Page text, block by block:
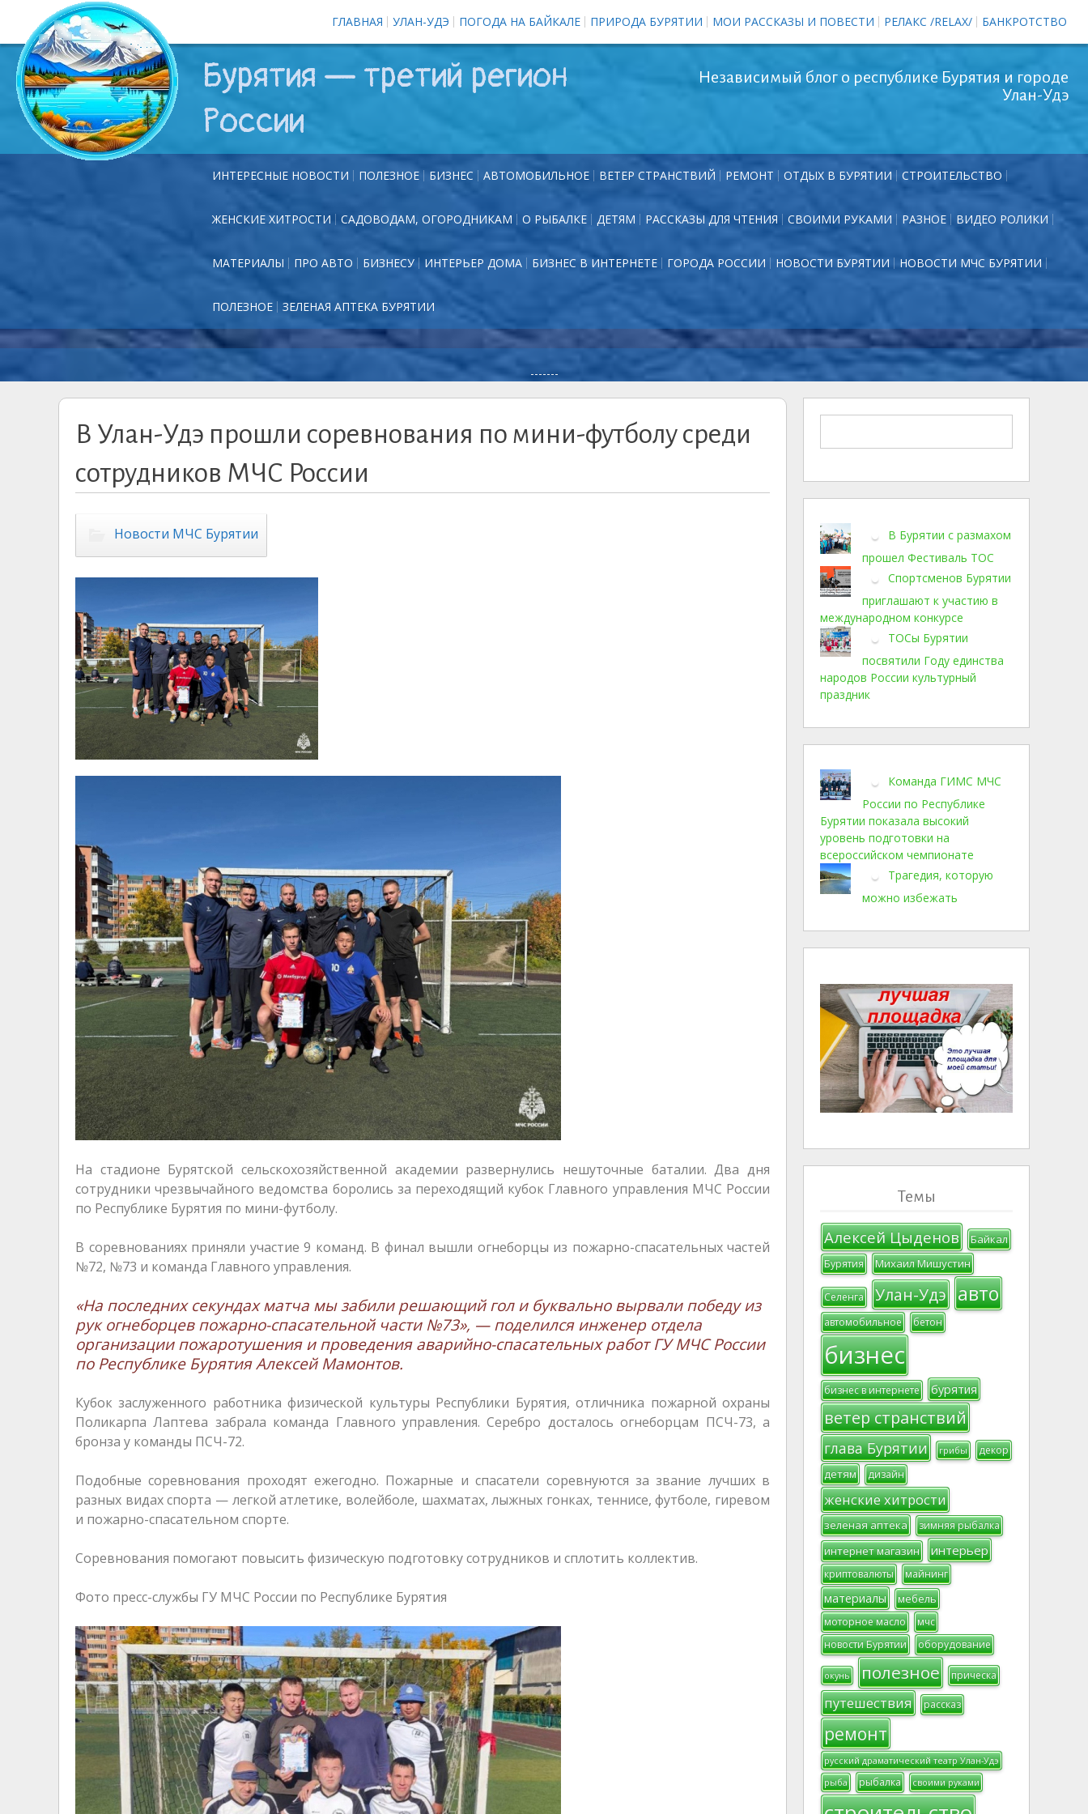
ГЛАВНАЯ УЛАН-УДЭ ПОГОДА НА БАЙКАЛЕ ПРИРОДА БУРЯТИИ МОИ РАССКАЗЫ И ПОВЕСТИ РЕЛАКС /RELAX/ БАНКРОТСТВО
Бурятия — третий регион
России
Независимый блог о республике Бурятия и городе
Улан-Удэ
ИНТЕРЕСНЫЕ НОВОСТИ ПОЛЕЗНОЕ БИЗНЕС АВТОМОБИЛЬНОЕ ВЕТЕР СТРАНСТВИЙ РЕМОНТ ОТДЫХ В БУРЯТИИ СТРОИТЕЛЬСТВО
ЖЕНСКИЕ ХИТРОСТИ САДОВОДАМ, ОГОРОДНИКАМ О РЫБАЛКЕ ДЕТЯМ РАССКАЗЫ ДЛЯ ЧТЕНИЯ СВОИМИ РУКАМИ РАЗНОЕ ВИДЕО РОЛИКИ
МАТЕРИАЛЫ ПРО АВТО БИЗНЕСУ ИНТЕРЬЕР ДОМА БИЗНЕС В ИНТЕРНЕТЕ ГОРОДА РОССИИ НОВОСТИ БУРЯТИИ НОВОСТИ МЧС БУРЯТИИ
ПОЛЕЗНОЕ ЗЕЛЕНАЯ АПТЕКА БУРЯТИИ
-------
В Улан-Удэ прошли соревнования по мини-футболу среди
сотрудников МЧС России
Новости МЧС Бурятии
На стадионе Бурятской сельскохозяйственной академии развернулись нешуточные баталии. Два дня
сотрудники чрезвычайного ведомства боролись за переходящий кубок Главного управления МЧС России
по Республике Бурятия по мини-футболу.
В соревнованиях приняли участие 9 команд. В финал вышли огнеборцы из пожарно-спасательных частей
№72, №73 и команда Главного управления.
«На последних секундах матча мы забили решающий гол и буквально вырвали победу из
рук огнеборцев пожарно-спасательной части №73», — поделился инженер отдела
организации пожаротушения и проведения аварийно-спасательных работ ГУ МЧС России
по Республике Бурятия Алексей Мамонтов.
Кубок заслуженного работника физической культуры Республики Бурятия, отличника пожарной охраны
Поликарпа Лаптева забрала команда Главного управления. Серебро досталось огнеборцам ПСЧ-73, а
бронза у команды ПСЧ-72.
Подобные соревнования проходят ежегодно. Пожарные и спасатели соревнуются за звание лучших в
разных видах спорта — легкой атлетике, волейболе, шахматах, лыжных гонках, теннисе, футболе, гиревом
и пожарно-спасательном спорте.
Соревнования помогают повысить физическую подготовку сотрудников и сплотить коллектив.
Фото пресс-службы ГУ МЧС России по Республике Бурятия
В Бурятии с размахом
прошел Фестиваль ТОС
Спортсменов Бурятии
приглашают к участию в
международном конкурсе
ТОСы Бурятии
посвятили Году единства
народов России культурный
праздник
Команда ГИМС МЧС
России по Республике
Бурятии показала высокий
уровень подготовки на
всероссийском чемпионате
Трагедия, которую
можно избежать
Темы
Алексей Цыденов Байкал
Бурятия Михаил Мишустин
Селенга Улан-Удэ авто
автомобильное бетон
бизнес
бизнес в интернете бурятия
ветер странствий
глава Бурятии грибы декор
детям дизайн
женские хитрости
зеленая аптека зимняя рыбалка
интернет магазин интерьер
криптовалюты майнинг
материалы мебель
моторное масло
мчс
новости Бурятии
оборудование
окунь полезное прическа
путешествия рассказ
ремонт
русский драматический театр Улан-Удэ
рыба
рыбалка своими руками